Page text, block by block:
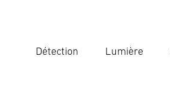
Détection Lumière